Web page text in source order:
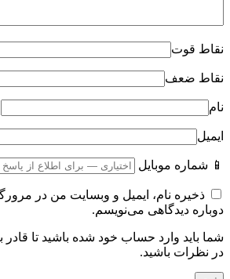
نقاط قوت
نقاط ضعف
نام
ایمیل
📱 شماره موبایل
ذخیره نام، ایمیل و وبسایت من در
دوباره دیدگاهی می‌نویسم.
شما باید وارد حساب خود شده باشید تا قادر
در نظرات باشید.